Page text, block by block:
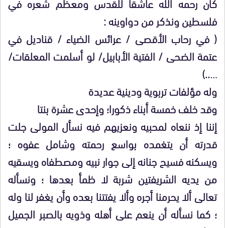
فلسطين ونذكر من دواوينه :
( في رحاب الأقصى / عرائس الضياء / قناديل في
عتمة الضحى / الفتية الأبابيل/ لو أسلمت المعلقات/
…..)
وله مؤلفات تربوية ودينية عديدة
وقد خلف خمسة أبناء ذكورا؛ وإحدى عشرة بنتا
إننا إذ ننعاه لمحبيه ونعزيهم فيه نسأل المولى جلت
قدرته أن يتغمده بواسع رحمته وشامل عفوه ؛
ويسكنه فسيح جنانه إلى جوار نبيه ومصطفاه ويسقيه
من يديه الشريفتين شربة لا ظمأ بعدها ؛ ونسأله
تعالى ألا يحرمنا أجره وألا يفتتنا بعده وأن يغفر لنا وله
؛ كما نسأله أن ينعم على أهله وذويه بالصبر الجميل